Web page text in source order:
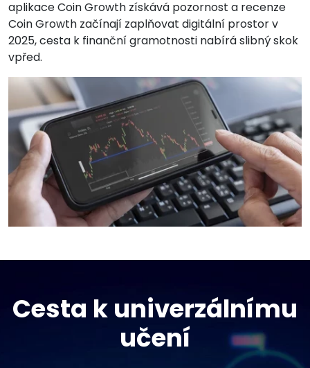
aplikace Coin Growth získává pozornost a recenze
Coin Growth začínají zaplňovat digitální prostor v
2025, cesta k finanční gramotnosti nabírá slibný skok
vpřed.
Cesta k univerzálnímu
učení